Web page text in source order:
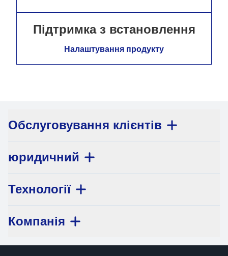
Підтримка з встановлення
Налаштування продукту
Обслуговування клієнтів
юридичний
Технології
Компанія